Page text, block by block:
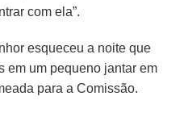
com ela”.
esqueceu a noite que
em um pequeno jantar em
para a Comissão.